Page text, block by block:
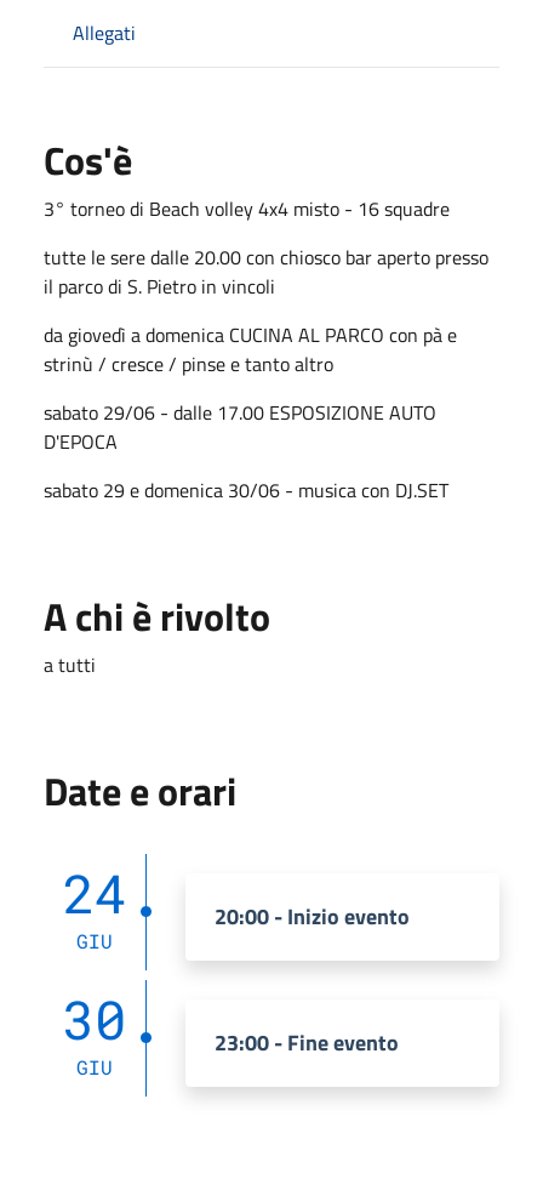
Allegati
Cos'è
3° torneo di Beach volley 4x4 misto - 16 squadre
tutte le sere dalle 20.00 con chiosco bar aperto presso
il parco di S. Pietro in vincoli
da giovedì a domenica CUCINA AL PARCO con pà e
strinù / cresce / pinse e tanto altro
sabato 29/06 - dalle 17.00 ESPOSIZIONE AUTO
D'EPOCA
sabato 29 e domenica 30/06 - musica con DJ.SET
A chi è rivolto
a tutti
Date e orari
24
GIU
20:00 - Inizio evento
30
GIU
23:00 - Fine evento